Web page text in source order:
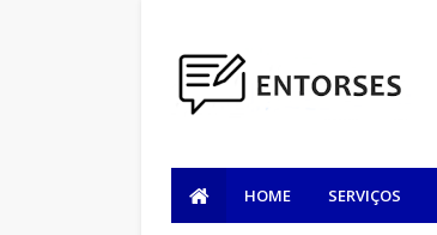
HOME SERVIÇOS